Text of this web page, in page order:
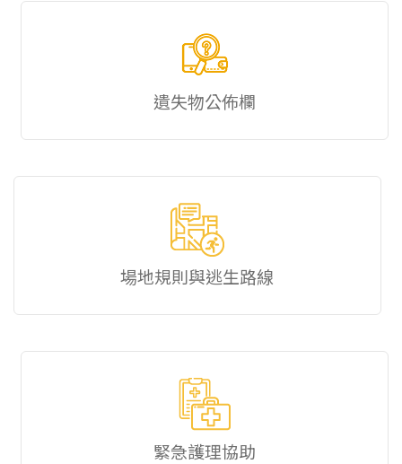
遺失物公佈欄
場地規則與逃生路線
緊急護理協助